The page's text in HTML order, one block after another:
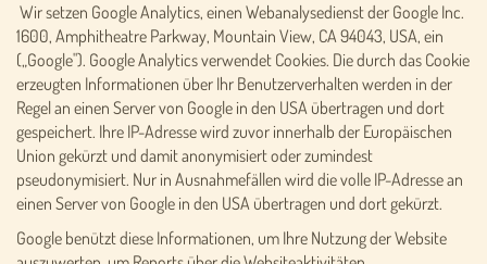
Wir setzen Google Analytics, einen Webanalysedienst der Google Inc.
1600, Amphitheatre Parkway, Mountain View, CA 94043, USA, ein
(„Google"). Google Analytics verwendet Cookies. Die durch das Cookie
erzeugten Informationen über Ihr Benutzerverhalten werden in der
Regel an einen Server von Google in den USA übertragen und dort
gespeichert. Ihre IP-Adresse wird zuvor innerhalb der Europäischen
Union gekürzt und damit anonymisiert oder zumindest
pseudonymisiert. Nur in Ausnahmefällen wird die volle IP-Adresse an
einen Server von Google in den USA übertragen und dort gekürzt.
Google benützt diese Informationen, um Ihre Nutzung der Website